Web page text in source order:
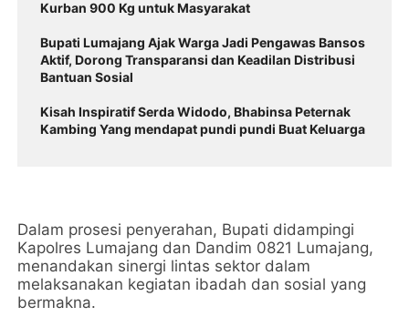
Kurban 900 Kg untuk Masyarakat
Bupati Lumajang Ajak Warga Jadi Pengawas Bansos
Aktif, Dorong Transparansi dan Keadilan Distribusi
Bantuan Sosial
Kisah Inspiratif Serda Widodo, Bhabinsa Peternak
Kambing Yang mendapat pundi pundi Buat Keluarga
Dalam prosesi penyerahan, Bupati didampingi
Kapolres Lumajang dan Dandim 0821 Lumajang,
menandakan sinergi lintas sektor dalam
melaksanakan kegiatan ibadah dan sosial yang
bermakna.